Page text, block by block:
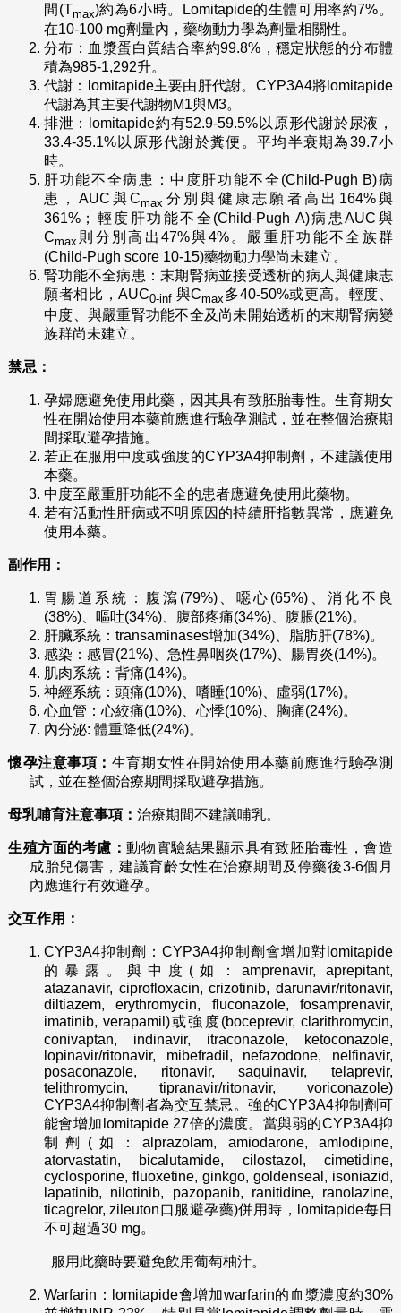
間(Tmax)約為6小時。Lomitapide的生體可用率約7%。
在10-100 mg劑量內，藥物動力學為劑量相關性。
分布：血漿蛋白質結合率約99.8%，穩定狀態的分布體
積為985-1,292升。
代謝：lomitapide主要由肝代謝。CYP3A4將lomitapide
代謝為其主要代謝物M1與M3。
排泄：lomitapide約有52.9-59.5%以原形代謝於尿液，
33.4-35.1%以原形代謝於糞便。平均半衰期為39.7小
時。
肝功能不全病患：中度肝功能不全(Child-Pugh B)病
患，AUC與Cmax 分別與健康志願者高出164%與
361%；輕度肝功能不全(Child-Pugh A)病患AUC與
Cmax 則分別高出47%與4%。嚴重肝功能不全族群
(Child-Pugh score 10-15)藥物動力學尚未建立。
腎功能不全病患：末期腎病並接受透析的病人與健康志
願者相比，AUC0-inf 與Cmax 多40-50%或更高。輕度、
中度、與嚴重腎功能不全及尚未開始透析的末期腎病變
族群尚未建立。
禁忌：
孕婦應避免使用此藥，因其具有致胚胎毒性。生育期女
性在開始使用本藥前應進行驗孕測試，並在整個治療期
間採取避孕措施。
若正在服用中度或強度的CYP3A4抑制劑，不建議使用
本藥。
中度至嚴重肝功能不全的患者應避免使用此藥物。
若有活動性肝病或不明原因的持續肝指數異常，應避免
使用本藥。
副作用：
胃腸道系統：腹瀉(79%)、噁心(65%)、消化不良
(38%)、嘔吐(34%)、腹部疼痛(34%)、腹脹(21%)。
肝臟系統：transaminases增加(34%)、脂肪肝(78%)。
感染：感冒(21%)、急性鼻咽炎(17%)、腸胃炎(14%)。
肌肉系統：背痛(14%)。
神經系統：頭痛(10%)、嗜睡(10%)、虛弱(17%)。
心血管：心絞痛(10%)、心悸(10%)、胸痛(24%)。
內分泌: 體重降低(24%)。
懷孕注意事項： 生育期女性在開始使用本藥前應進行驗孕測
試，並在整個治療期間採取避孕措施。
母乳哺育注意事項： 治療期間不建議哺乳。
生殖方面的考慮：動物實驗結果顯示具有致胚胎毒性，會造
成胎兒傷害，建議育齡女性在治療期間及停藥後3-6個月
內應進行有效避孕。
交互作用：
CYP3A4抑制劑：CYP3A4抑制劑會增加對lomitapide
的暴露。與中度(如：amprenavir, aprepitant,
atazanavir, ciprofloxacin, crizotinib, darunavir/ritonavir,
diltiazem, erythromycin, fluconazole, fosamprenavir,
imatinib, verapamil)或強度(boceprevir, clarithromycin,
conivaptan, indinavir, itraconazole, ketoconazole,
lopinavir/ritonavir, mibefradil, nefazodone, nelfinavir,
posaconazole, ritonavir, saquinavir, telaprevir,
telithromycin, tipranavir/ritonavir, voriconazole)
CYP3A4抑制劑者為交互禁忌。強的CYP3A4抑制劑可
能會增加lomitapide 27倍的濃度。當與弱的CYP3A4抑
制劑(如：alprazolam, amiodarone, amlodipine,
atorvastatin, bicalutamide, cilostazol, cimetidine,
cyclosporine, fluoxetine, ginkgo, goldenseal, isoniazid,
lapatinib, nilotinib, pazopanib, ranitidine, ranolazine,
ticagrelor, zileuton口服避孕藥)併用時，lomitapide每日
不可超過30 mg。
服用此藥時要避免飲用葡萄柚汁。
Warfarin：lomitapide會增加warfarin的血漿濃度約30%